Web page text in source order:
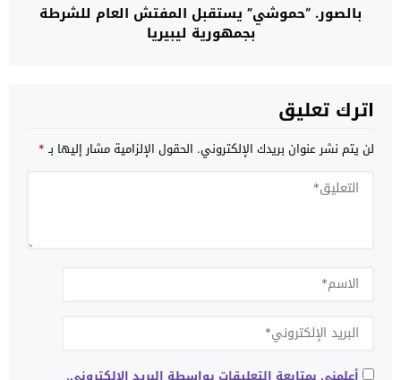
بالصور. “حموشي” يستقبل المفتش العام للشرطة
بجمهورية ليبيريا
اترك تعليق
لن يتم نشر عنوان بريدك الإلكتروني. الحقول الإلزامية مشار إليها بـ*